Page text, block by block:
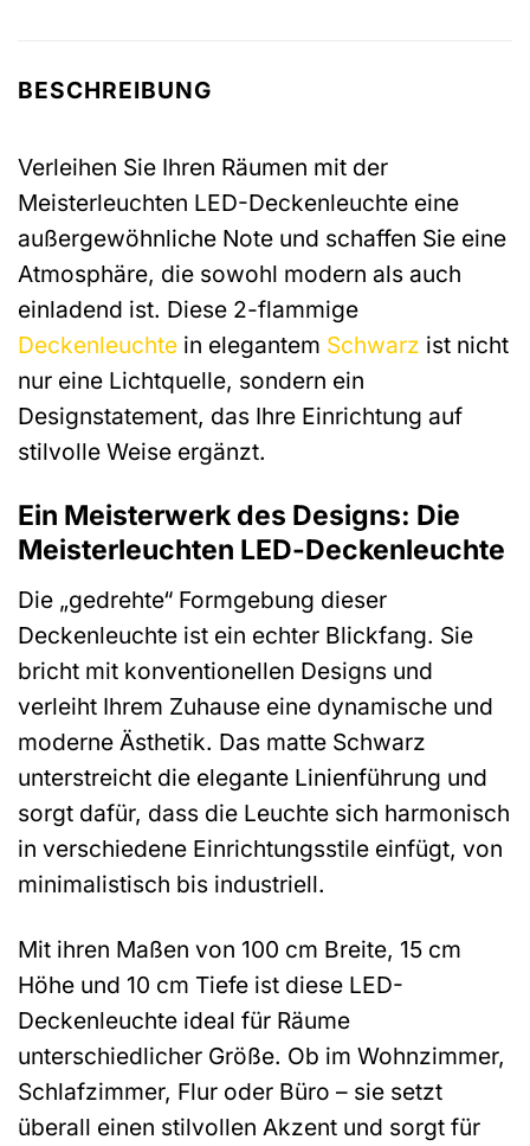
BESCHREIBUNG
Verleihen Sie Ihren Räumen mit der
Meisterleuchten LED-Deckenleuchte eine
außergewöhnliche Note und schaffen Sie eine
Atmosphäre, die sowohl modern als auch
einladend ist. Diese 2-flammige
Deckenleuchte in elegantem Schwarz ist nicht
nur eine Lichtquelle, sondern ein
Designstatement, das Ihre Einrichtung auf
stilvolle Weise ergänzt.
Ein Meisterwerk des Designs: Die
Meisterleuchten LED-Deckenleuchte
Die „gedrehte“ Formgebung dieser
Deckenleuchte ist ein echter Blickfang. Sie
bricht mit konventionellen Designs und
verleiht Ihrem Zuhause eine dynamische und
moderne Ästhetik. Das matte Schwarz
unterstreicht die elegante Linienführung und
sorgt dafür, dass die Leuchte sich harmonisch
in verschiedene Einrichtungsstile einfügt, von
minimalistisch bis industriell.
Mit ihren Maßen von 100 cm Breite, 15 cm
Höhe und 10 cm Tiefe ist diese LED-
Deckenleuchte ideal für Räume
unterschiedlicher Größe. Ob im Wohnzimmer,
Schlafzimmer, Flur oder Büro – sie setzt
überall einen stilvollen Akzent und sorgt für